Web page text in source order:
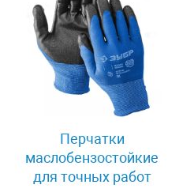
Перчатки
маслобензостойкие
для точных работ